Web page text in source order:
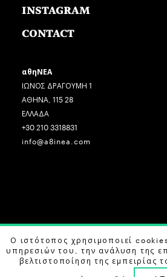
INSTAGRAM
CONTACT
αθηΝΕΑ
ΙΩΝΟΣ ΔΡΑΓΟΥΜΗ 1
ΑΘΗΝΑ, 115 28
ΕΛΛΑΔΑ
+30 210 3318831
info@a8inea.com
COPYRIGHT © 2026 αθηΝΕΑ, ALL
DESIGN BY G DESIGN STUDIO.
Ο ιστότοπος χρησιμοποιεί
υπηρεσιών του, την ανάλυση της
βελτιστοποίηση της εμπειρίας